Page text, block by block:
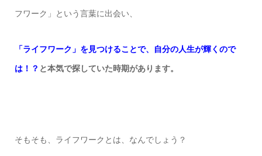
フワーク」という言葉に出会い、
「ライフワーク」を見つけることで、自分の人生が輝くので
は！？ と本気で探していた時期があります。
そもそも、ライフワークとは、なんでしょう？